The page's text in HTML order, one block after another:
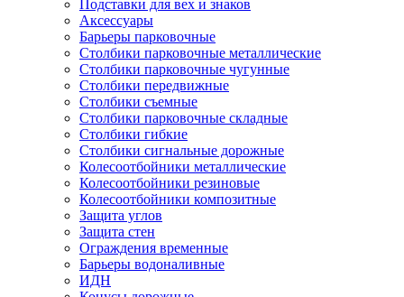
Подставки для вех и знаков
Аксессуары
Барьеры парковочные
Столбики парковочные металлические
Столбики парковочные чугунные
Столбики передвижные
Столбики съемные
Столбики парковочные складные
Столбики гибкие
Столбики сигнальные дорожные
Колесоотбойники металлические
Колесоотбойники резиновые
Колесоотбойники композитные
Защита углов
Защита стен
Ограждения временные
Барьеры водоналивные
ИДН